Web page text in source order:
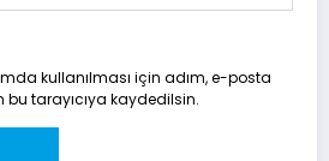
kullanılması için adım, e-posta
tarayıcıya kaydedilsin.